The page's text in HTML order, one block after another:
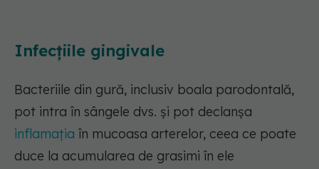
Infecțiile gingivale
Bacteriile din gură, inclusiv boala parodontală,
pot intra în sângele dvs. și pot declanșa
inflamația în mucoasa arterelor, ceea ce poate
duce la acumularea de grasimi în ele